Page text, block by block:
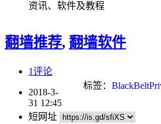
资讯、软件及教程
翻墙推荐, 翻墙软件
1评论
标签：
无界,翻墙,自由门
2018-3-
31 12:45
短网址